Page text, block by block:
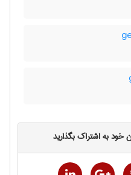
خود به اشتراک بگذارید